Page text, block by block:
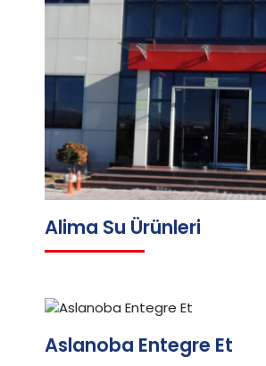
Alima Su Ürünleri
Aslanoba Entegre Et